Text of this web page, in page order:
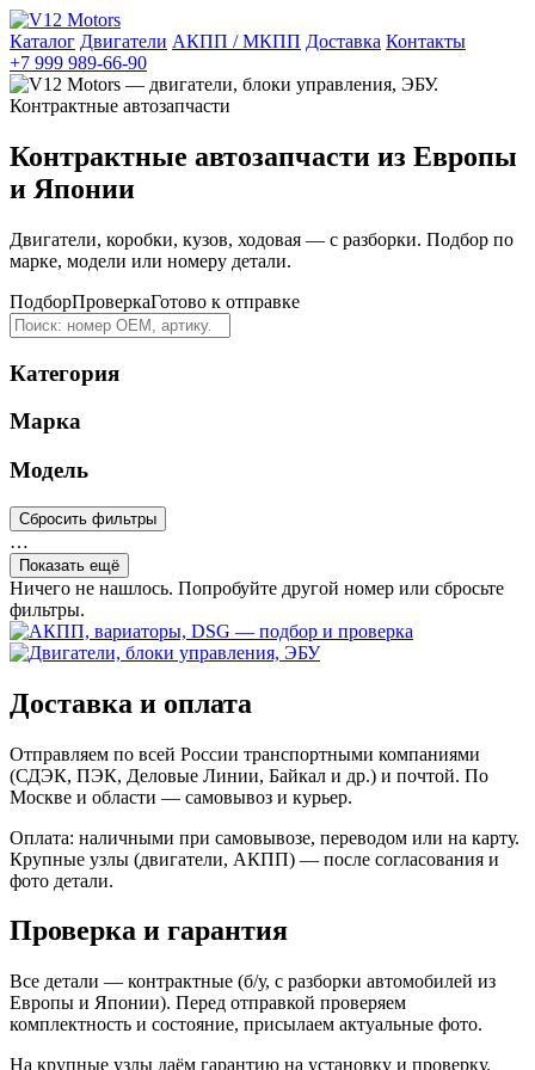
Каталог Двигатели АКПП / МКПП Доставка Контакты
+7 999 989-66-90
Контрактные автозапчасти из Европы
и Японии
Двигатели, коробки, кузов, ходовая — с разборки. Подбор по
марке, модели или номеру детали.
ПодборПроверкаГотово к отправке
Категория
Марка
Модель
Сбросить фильтры
…
Показать ещё
Ничего не нашлось. Попробуйте другой номер или сбросьте
фильтры.
Доставка и оплата
Отправляем по всей России транспортными компаниями
(СДЭК, ПЭК, Деловые Линии, Байкал и др.) и почтой. По
Москве и области — самовывоз и курьер.
Оплата: наличными при самовывозе, переводом или на карту.
Крупные узлы (двигатели, АКПП) — после согласования и
фото детали.
Проверка и гарантия
Все детали — контрактные (б/у, с разборки автомобилей из
Европы и Японии). Перед отправкой проверяем
комплектность и состояние, присылаем актуальные фото.
На крупные узлы даём гарантию на установку и проверку.